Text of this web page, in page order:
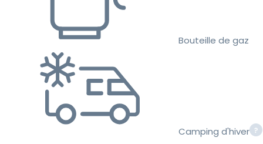
Bouteille de gaz
Camping d'hiver